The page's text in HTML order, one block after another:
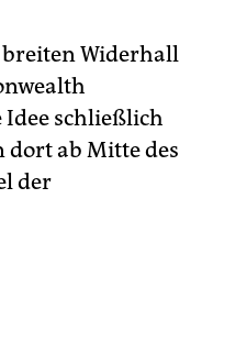
Widerhall
schließlich
ab Mitte des
der